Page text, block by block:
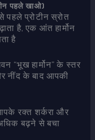
पहले खाओ)
पहले प्रोटीन स्रोत
है, एक आंत हार्मोन
है
“भूख हार्मोन” के स्तर
नींद के बाद आपकी
रक्त शर्करा और
बढ़ने से बचा